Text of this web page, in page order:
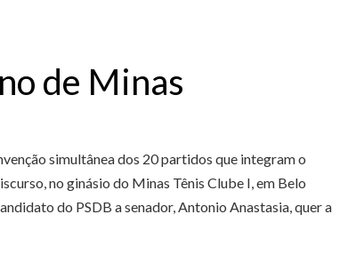
de Minas
simultânea dos 20 partidos que integram o
no ginásio do Minas Tênis Clube I, em Belo
do PSDB a senador, Antonio Anastasia, quer a